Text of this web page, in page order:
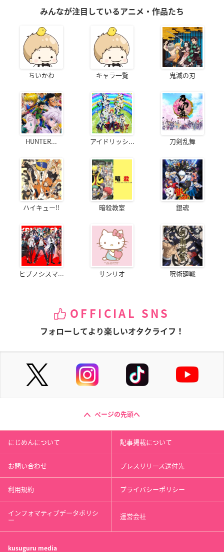
みんなが注目しているアニメ・作品たち
ちいかわ キャラ一覧 鬼滅の刃
HUNTER... アイドリッシ... 刀剣乱舞
ハイキュー!! 暗殺教室 銀魂
ヒプノシスマ... サンリオ 呪術廻戦
OFFICIAL SNS
フォローしてより楽しいオタクライフ！
ページの先頭へ
にじめんについて 記事掲載について
お問い合わせ プレスリリース送付先
利用規約 プライバシーポリシー
インフォマティブデータポリシ
ー 運営会社
kusuguru media